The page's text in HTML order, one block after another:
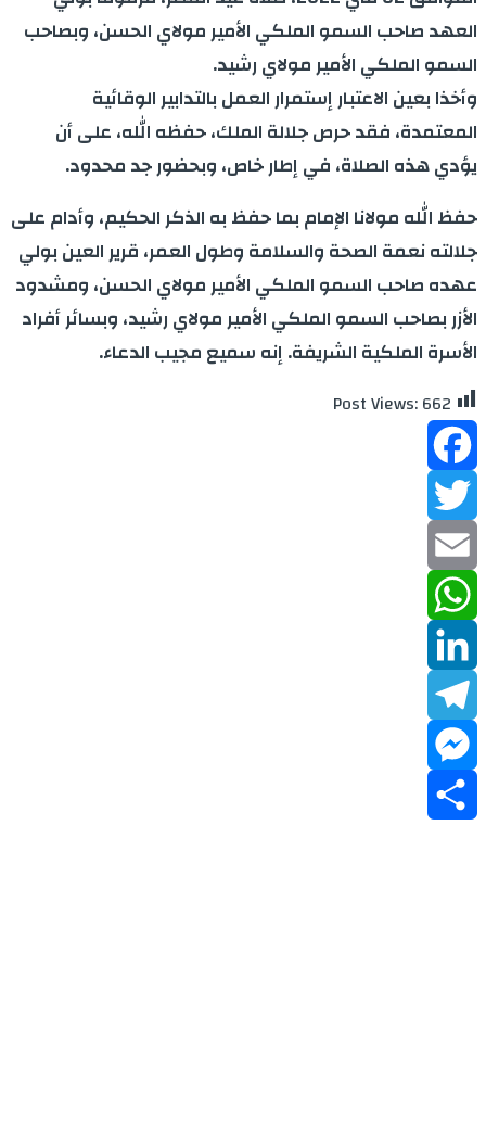
العهد صاحب السمو الملكي الأمير مولاي الحسن، وبصاحب
السمو الملكي الأمير مولاي رشيد.
وأخذا بعين الاعتبار إستمرار العمل بالتدابير الوقائية
المعتمدة، فقد حرص جلالة الملك، حفظه الله، على أن
يؤدي هذه الصلاة، في إطار خاص، وبحضور جد محدود.
حفظ الله مولانا الإمام بما حفظ به الذكر الحكيم، وأدام على
جلالته نعمة الصحة والسلامة وطول العمر، قرير العين بولي
عهده صاحب السمو الملكي الأمير مولاي الحسن، ومشدود
الأزر بصاحب السمو الملكي الأمير مولاي رشيد، وبسائر أفراد
الأسرة الملكية الشريفة. إنه سميع مجيب الدعاء.
Post Views:662
Facebook
Twitter
Email
WhatsApp
LinkedIn
Telegram
Messenger